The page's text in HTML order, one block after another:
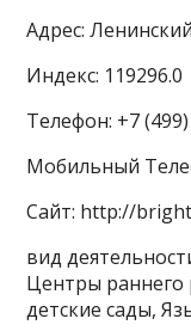
Адрес:
Индекс: 119296.0
Телефон: +7
Мобильный
Сайт: http://
вид
Центры раннего
детские сады,